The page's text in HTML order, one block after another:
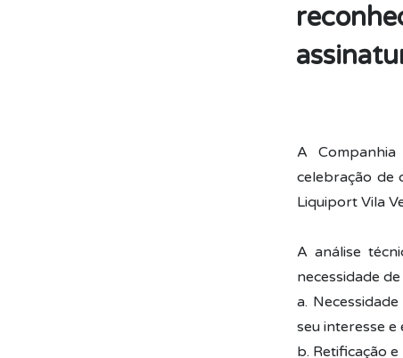
A
celebração de
Liquiport Vila
A análise
necessidade
a.
seu interesse
b. Retificação